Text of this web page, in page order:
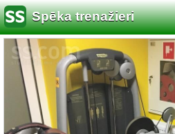
Spēka trenažieri